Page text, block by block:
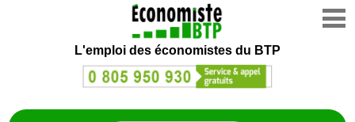
L'emploi des économistes du BTP